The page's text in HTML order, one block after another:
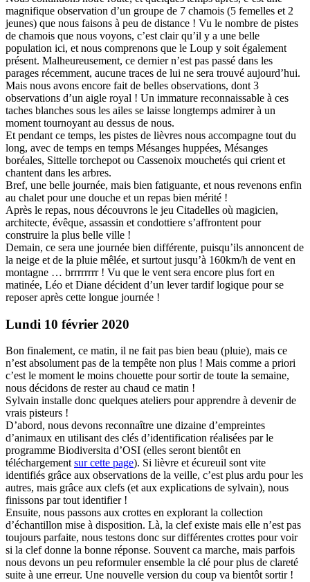
magnifique observation d’un groupe de 7 chamois (5 femelles et 2
jeunes) que nous faisons à peu de distance ! Vu le nombre de pistes
de chamois que nous voyons, c’est clair qu’il y a une belle
population ici, et nous comprenons que le Loup y soit également
présent. Malheureusement, ce dernier n’est pas passé dans les
parages récemment, aucune traces de lui ne sera trouvé aujourd’hui.
Mais nous avons encore fait de belles observations, dont 3
observations d’un aigle royal ! Un immature reconnaissable à ces
taches blanches sous les ailes se laisse longtemps admirer à un
moment tournoyant au dessus de nous.
Et pendant ce temps, les pistes de lièvres nous accompagne tout du
long, avec de temps en temps Mésanges huppées, Mésanges
boréales, Sittelle torchepot ou Cassenoix mouchetés qui crient et
chantent dans les arbres.
Bref, une belle journée, mais bien fatiguante, et nous revenons enfin
au chalet pour une douche et un repas bien mérité !
Après le repas, nous découvrons le jeu Citadelles où magicien,
architecte, évêque, assassin et condottiere s’affrontent pour
construire la plus belle ville !
Demain, ce sera une journée bien différente, puisqu’ils annoncent de
la neige et de la pluie mêlée, et surtout jusqu’à 160km/h de vent en
montagne … brrrrrrrr ! Vu que le vent sera encore plus fort en
matinée, Léo et Diane décident d’un lever tardif logique pour se
reposer après cette longue journée !
Lundi 10 février 2020
Bon finalement, ce matin, il ne fait pas bien beau (pluie), mais ce
n’est absolument pas de la tempête non plus ! Mais comme a priori
c’est le moment le moins chouette pour sortir de toute la semaine,
nous décidons de rester au chaud ce matin !
Sylvain installe donc quelques ateliers pour apprendre à devenir de
vrais pisteurs !
D’abord, nous devons reconnaître une dizaine d’empreintes
d’animaux en utilisant des clés d’identification réalisées par le
programme Biodiversita d’OSI (elles seront bientôt en
téléchargement sur cette page). Si lièvre et écureuil sont vite
identifiés grâce aux observations de la veille, c’est plus ardu pour les
autres, mais grâce aux clefs (et aux explications de sylvain), nous
finissons par tout identifier !
Ensuite, nous passons aux crottes en explorant la collection
d’échantillon mise à disposition. Là, la clef existe mais elle n’est pas
toujours parfaite, nous testons donc sur différentes crottes pour voir
si la clef donne la bonne réponse. Souvent ca marche, mais parfois
nous devons un peu reformuler ensemble la clé pour plus de clareté
suite à une erreur. Une nouvelle version du coup va bientôt sortir !